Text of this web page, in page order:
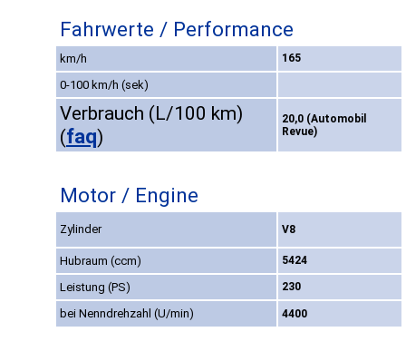
Fahrwerte / Performance
km/h 165
0-100 km/h (sek)
Verbrauch (L/100 km)
(faq)
20,0 (Automobil
Revue)
Motor / Engine
Zylinder V8
Hubraum (ccm) 5424
Leistung (PS) 230
bei Nenndrehzahl (U/min) 4400